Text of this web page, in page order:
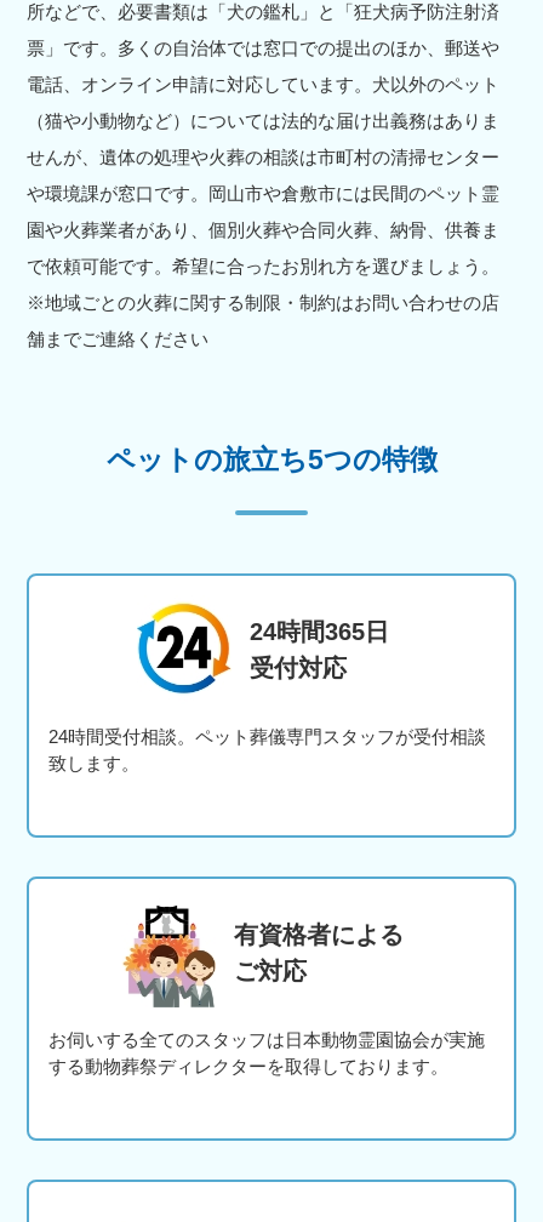
所などで、必要書類は「犬の鑑札」と「狂犬病予防注射済
票」です。多くの自治体では窓口での提出のほか、郵送や
電話、オンライン申請に対応しています。犬以外のペット
（猫や小動物など）については法的な届け出義務はありま
せんが、遺体の処理や火葬の相談は市町村の清掃センター
や環境課が窓口です。岡山市や倉敷市には民間のペット霊
園や火葬業者があり、個別火葬や合同火葬、納骨、供養ま
で依頼可能です。希望に合ったお別れ方を選びましょう。
※地域ごとの火葬に関する制限・制約はお問い合わせの店
舗までご連絡ください
ペットの旅立ち5つの特徴
24時間365日
受付対応
24時間受付相談。ペット葬儀専門スタッフが受付相談
致します。
有資格者による
ご対応
お伺いする全てのスタッフは日本動物霊園協会が実施
する動物葬祭ディレクターを取得しております。